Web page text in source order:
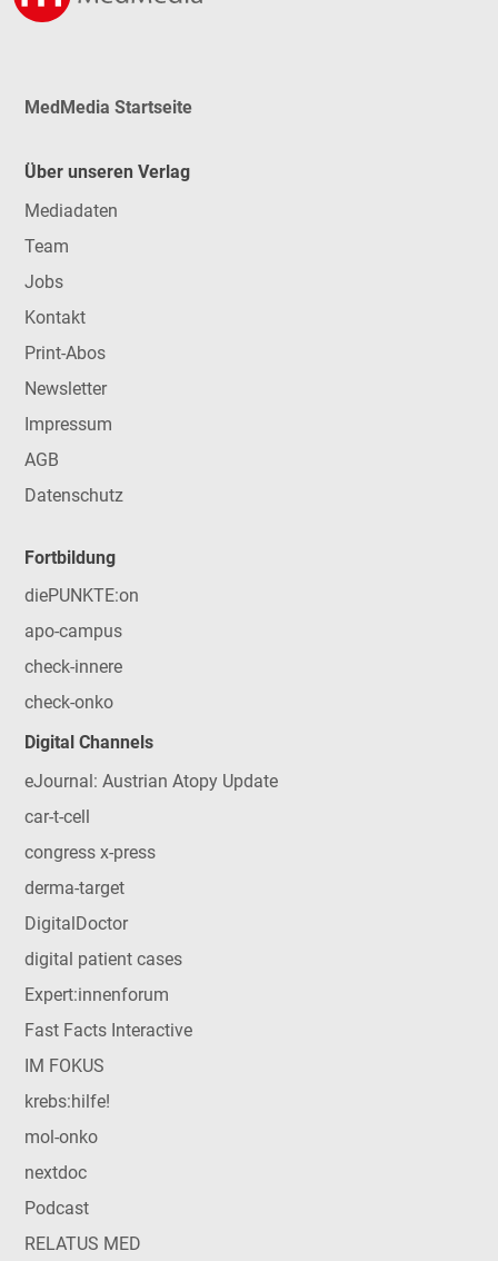
MedMedia Startseite
Über unseren Verlag
Mediadaten
Team
Jobs
Kontakt
Print-Abos
Newsletter
Impressum
AGB
Datenschutz
Fortbildung
diePUNKTE:on
apo-campus
check-innere
check-onko
Digital Channels
eJournal: Austrian Atopy Update
car-t-cell
congress x-press
derma-target
DigitalDoctor
digital patient cases
Expert:innenforum
Fast Facts Interactive
IM FOKUS
krebs:hilfe!
mol-onko
nextdoc
Podcast
RELATUS MED